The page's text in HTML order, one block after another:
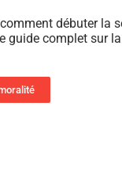
débuter la
guide complet sur